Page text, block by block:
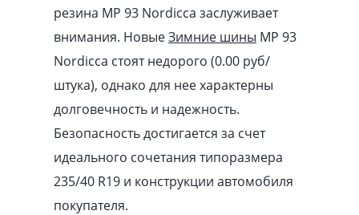
резина MP 93 Nordicca заслуживает
внимания. НовыеЗимние шины MP 93
Nordicca стоят недорого (0.00 pуб/
штука), однако для нее характерны
долговечность и надежность.
Безопасность достигается за счет
идеального сочетания типоразмера
235/40 R19 и конструкции автомобиля
покупателя.